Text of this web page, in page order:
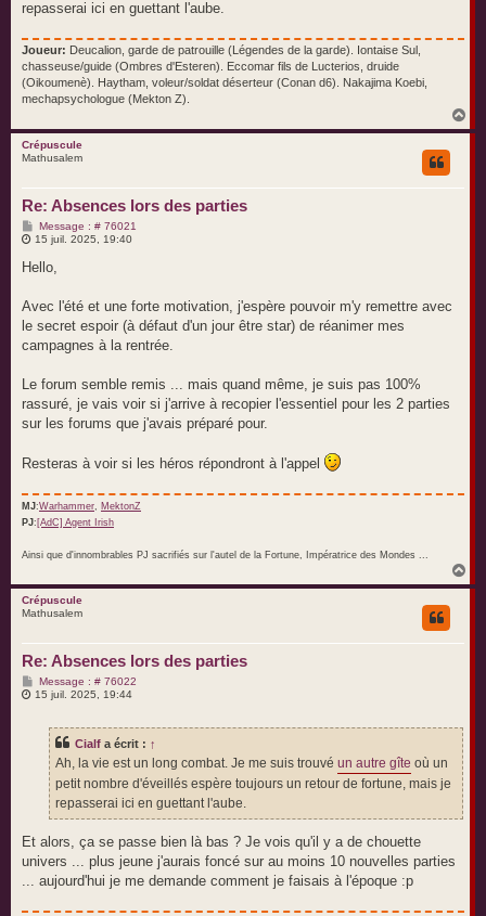
e
repasserai ici en guettant l'aube.
Joueur: Deucalion, garde de patrouille (Légendes de la garde). Iontaise Sul,
chasseuse/guide (Ombres d'Esteren). Eccomar fils de Lucterios, druide
(Oikoumenè). Haytham, voleur/soldat déserteur (Conan d6). Nakajima Koebi,
mechapsychologue (Mekton Z).
a
Crépuscule
Mathusalem
Re: Absences lors des parties
Message : # 76021
e
15 juil. 2025, 19:40
Hello,
Avec l'été et une forte motivation, j'espère pouvoir m'y remettre avec
le secret espoir (à défaut d'un jour être star) de réanimer mes
campagnes à la rentrée.
Le forum semble remis ... mais quand même, je suis pas 100%
rassuré, je vais voir si j'arrive à recopier l'essentiel pour les 2 parties
sur les forums que j'avais préparé pour.
Resteras à voir si les héros répondront à l'appel
MJ:Warhammer
MektonZ
PJ: [AdC] Agent Irish
Ainsi que d'innombrables PJ sacrifiés sur l'autel de la Fortune, Impératrice des Mondes ...
a
Crépuscule
Mathusalem
Re: Absences lors des parties
Message : # 76022M
g
e
15 juil. 2025, 19:44
Cialf a écrit : ↑
Ah, la vie est un long combat. Je me suis trouvé un autre gîte où un
petit nombre d'éveillés espère toujours un retour de fortune, mais je
repasserai ici en guettant l'aube.
Et alors, ça se passe bien là bas ? Je vois qu'il y a de chouette
univers ... plus jeune j'aurais foncé sur au moins 10 nouvelles parties
... aujourd'hui je me demande comment je faisais à l'époque :p